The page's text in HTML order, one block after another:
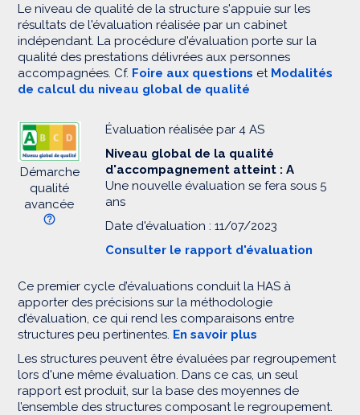
Le niveau de qualité de la structure s'appuie sur les
résultats de l'évaluation réalisée par un cabinet
indépendant. La procédure d'évaluation porte sur la
qualité des prestations délivrées aux personnes
accompagnées. Cf. Foire aux questions et Modalités
de calcul du niveau global de qualité
Démarche
qualité
avancée
Évaluation réalisée par 4 AS
Niveau global de la qualité
d'accompagnement atteint : A
Une nouvelle évaluation se fera sous 5
ans
Date d'évaluation : 11/07/2023
Consulter le rapport d'évaluation
Ce premier cycle d’évaluations conduit la HAS à
apporter des précisions sur la méthodologie
d’évaluation, ce qui rend les comparaisons entre
structures peu pertinentes. En savoir plus
Les structures peuvent être évaluées par regroupement
lors d'une même évaluation. Dans ce cas, un seul
rapport est produit, sur la base des moyennes de
l’ensemble des structures composant le regroupement.